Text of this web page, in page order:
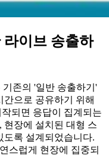
이브 송출하
존의 '일반 송출하기'
으로 공유하기 위해
되면 응답이 집계되는
현장에 설치된 대형 스
도록 설계되었습니다.
스럽게 현장에 집중되